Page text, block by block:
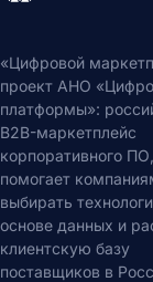
«Цифровой
проект АНО
платформы»:
B2B-маркетплейс
корпоративного
помогает
выбирать
основе данных и
клиентскую базу
поставщиков в